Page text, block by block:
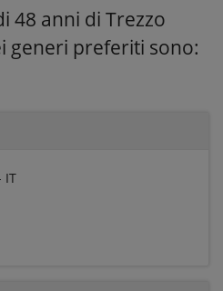
48 anni di Trezzo
generi preferiti sono:
IT